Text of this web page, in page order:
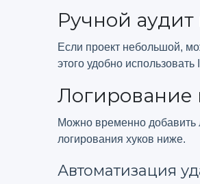
Ручной аудит
Если проект небольшой,
этого удобно
Логирование
Можно временно добавить
логирования хуков ниже.
Автоматизация